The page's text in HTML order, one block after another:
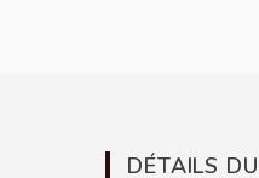
DÉTAILS